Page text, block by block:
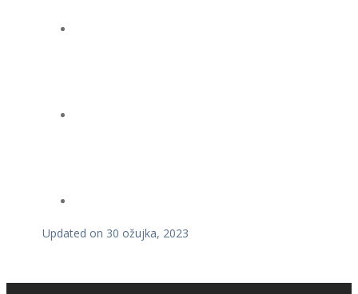
Updated on 30 ožujka, 2023